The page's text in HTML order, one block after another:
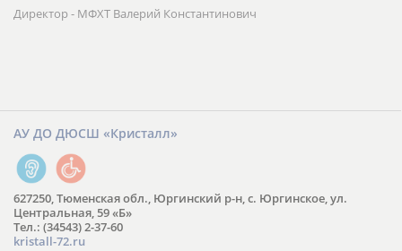
Директор - МФХТ Валерий Константинович
АУ ДО ДЮСШ «Кристалл»
627250, Тюменская обл., Юргинский р-н, с. Юргинское, ул.
Центральная, 59 «Б»
Тел.: (34543) 2-37-60
kristall-72.ru